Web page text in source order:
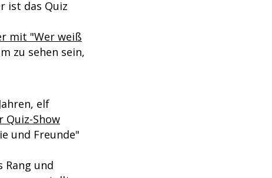
ist das Quiz
mit "Wer weiß
zu sehen sein,
elf
Quiz-Show
und Freunde"
Rang und